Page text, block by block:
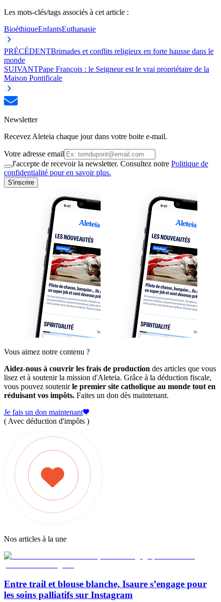
Les mots-clés/tags associés à cet article :
BioéthiqueEnfantsEuthanasie
PRÉCÉDENTBrimades et conflits religieux en forte hausse dans le
monde
SUIVANTPape François : le Seigneur est le vrai propriétaire de la
Maison Pontificale
Newsletter
Recevez Aleteia chaque jour dans votre boite e-mail.
Votre adresse email
J'accepte de recevoir la newsletter. Consultez notre Politique de
confidentialité pour en savoir plus.
S'inscrire
Vous aimez notre contenu ?
Aidez-nous à couvrir les frais de production des articles que vous
lisez et à soutenir la mission d'Aleteia. Grâce à la déduction fiscale,
vous pouvez soutenirle premier site catholique au monde tout en
réduisant vos impôts. Faites un don dès maintenant.
Je fais un don maintenant
( Avec déduction d'impôts )
Nos articles à la une
Entre trail et blouse blanche, Isaure s’engage pour
les soins palliatifs sur Instagram